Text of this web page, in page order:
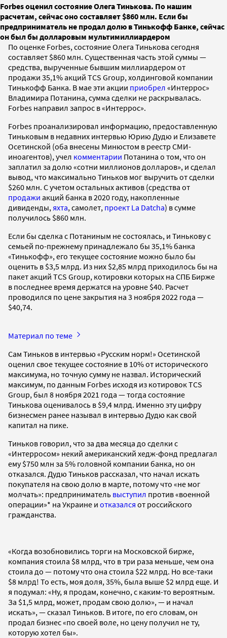
Forbes оценил состояние Олега Тинькова. По нашим
расчетам, сейчас оно составляет $860 млн. Если бы
предприниматель не продал долю в Тинькофф Банке, сейчас
он был бы долларовым мультимиллиардером
По оценке Forbes, состояние Олега Тинькова сегодня
составляет $860 млн. Существенная часть этой суммы —
средства, вырученные бывшим миллиардером от
продажи 35,1% акций TCS Group, холдинговой компании
Тинькофф Банка. В мае эти акции приобрел «Интеррос»
Владимира Потанина, сумма сделки не раскрывалась.
Forbes направил запрос в «Интеррос».
Forbes проанализировал информацию, предоставленную
Тиньковым в недавних интервью Юрию Дудю и Елизавете
Осетинской (оба внесены Минюстом в реестр СМИ-
иноагентов), учел комментарии Потанина о том, что он
заплатил за долю «сотни миллионов долларов», и сделал
вывод, что максимально Тиньков мог выручить от сделки
$260 млн. С учетом остальных активов (средства от
продажи акций банка в 2020 году, накопленные
дивиденды, яхта, самолет, проект La Datcha) в сумме
получилось $860 млн.
Если бы сделка с Потаниным не состоялась, и Тинькову с
семьей по-прежнему принадлежало бы 35,1% банка
«Тинькофф», его текущее состояние можно было бы
оценить в $3,5 млрд. Из них $2,85 млрд приходилось бы на
пакет акций TCS Group, котировки которых на СПБ Бирже
в последнее время держатся на уровне $40. Расчет
проводился по цене закрытия на 3 ноября 2022 года —
$40,74.
Материал по теме
Сам Тиньков в интервью «Русским норм!» Осетинской
оценил свое текущее состояние в 10% от исторического
максимума, но точную сумму не назвал. Исторический
максимум, по данным Forbes исходя из котировок TCS
Group, был 8 ноября 2021 года — тогда состояние
Тинькова оценивалось в $9,4 млрд. Именно эту цифру
бизнесмен ранее называл в интервью Дудю как свой
капитал на пике.
Тиньков говорил, что за два месяца до сделки с
«Интерросом» некий американский хедж-фонд предлагал
ему $750 млн за 5% головной компании банка, но он
отказался. Дудю Тиньков рассказал, что начал искать
покупателя на свою долю в марте, потому что «не мог
молчать»: предприниматель выступил против «военной
операции»* на Украине и отказался от российского
гражданства.
«Когда возобновились торги на Московской бирже,
компания стоила $8 млрд, что в три раза меньше, чем она
стоила до — потому что она стоила $22 млрд. Но все-таки
$8 млрд! То есть, моя доля, 35%, была выше $2 млрд еще. И
я подумал: «Ну, я продам, конечно, с каким-то вероятным.
За $1,5 млрд, может, продам свою долю», — и начал
искать», — сказал Тиньков. В итоге, по его словам, он
продал бизнес «по своей воле, но цену получил не ту,
которую хотел бы».